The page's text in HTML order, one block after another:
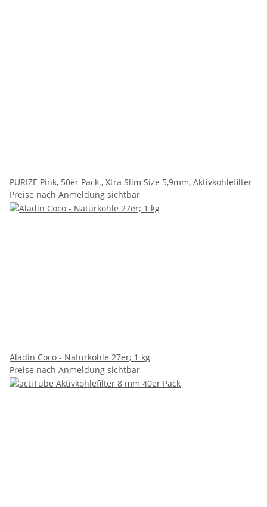
PURIZE Pink, 50er Pack., Xtra Slim Size 5,9mm, Aktivkohlefilter
Preise nach Anmeldung sichtbar
Aladin Coco - Naturkohle 27er; 1 kg
Preise nach Anmeldung sichtbar